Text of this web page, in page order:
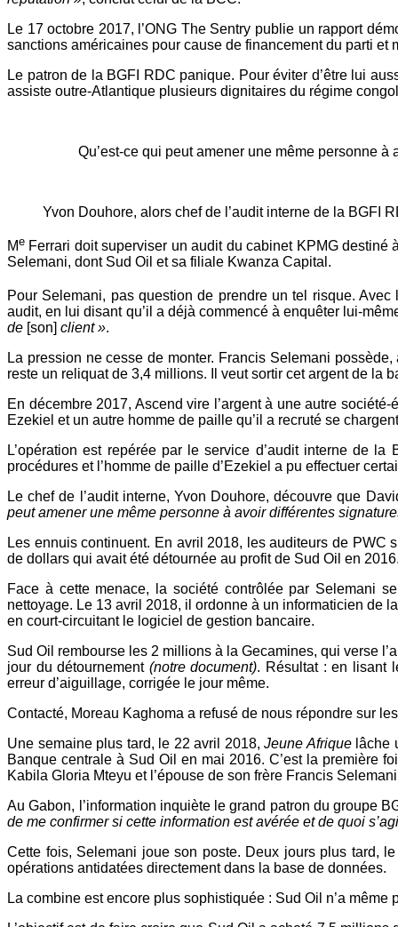
Le 17 octobre 2017, l’ONG The Sentry publie un rapport
sanctions américaines pour cause de financement du parti et
Le patron de la BGFI RDC panique. Pour éviter d’être lui
assiste outre-Atlantique plusieurs dignitaires du régime
Qu’est-ce qui peut amener une même personne
Yvon Douhore, alors chef de l’audit interne de la BGFI
Me Ferrari doit superviser un audit du cabinet KPMG
Selemani, dont Sud Oil et sa filiale Kwanza Capital.
Pour Selemani, pas question de prendre un tel risque. Avec
audit, en lui disant qu’il a déjà commencé à enquêter lui-
de [son] client ».
La pression ne cesse de monter. Francis Selemani
reste un reliquat de 3,4 millions. Il veut sortir cet argent de la
En décembre 2017, Ascend vire l’argent à une autre
Ezekiel et un autre homme de paille qu’il a recruté se
L’opération est repérée par le service d’audit interne de
procédures et l’homme de paille d’Ezekiel a pu effectuer
Le chef de l’audit interne, Yvon Douhore, découvre que
peut amener une même personne à avoir différentes
Les ennuis continuent. En avril 2018, les auditeurs de PWC
de dollars qui avait été détournée au profit de Sud Oil en
Face à cette menace, la société contrôlée par Selemani
nettoyage. Le 13 avril 2018, il ordonne à un informaticien de
en court-circuitant le logiciel de gestion bancaire.
Sud Oil rembourse les 2 millions à la Gecamines, qui verse
jour du détournement (notre document). Résultat : en lisant
erreur d’aiguillage, corrigée le jour même.
Contacté, Moreau Kaghoma a refusé de nous répondre sur
Une semaine plus tard, le 22 avril 2018,Jeune Afriquelâche
Banque centrale à Sud Oil en mai 2016. C’est la première
Kabila Gloria Mteyu et l’épouse de son frère Francis
Au Gabon, l’information inquiète le grand patron du groupe
de me confirmer si cette information est avérée et de quoi
Cette fois, Selemani joue son poste. Deux jours plus tard,
opérations antidatées directement dans la base de données.
La combine est encore plus sophistiquée : Sud Oil n’a même